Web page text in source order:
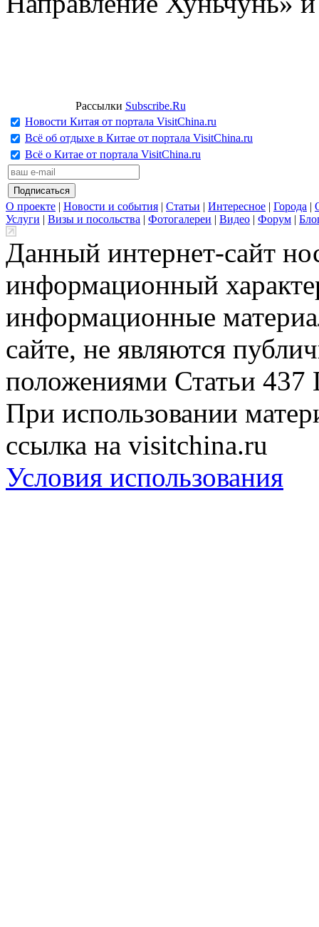
Рассылки Subscribe.Ru
Новости Китая от портала VisitChina.ru
Всё об отдыхе в Китае от портала VisitChina.ru
Всё о Китае от портала VisitChina.ru
О проекте | Новости и события | Статьи | Интересное | Города |
Услуги | Визы и посольства | Фотогалереи | Видео | Форум |
Данный интернет-сайт
информационный
информационные
сайте, не являются
положениями Статьи 437
При использовании
ссылка на visitchina.ru
Условия использования